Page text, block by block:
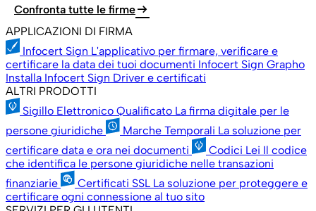
Confronta tutte le firmearrow_right_alt
APPLICAZIONI DI FIRMA
Infocert Sign L'applicativo per firmare, verificare e
certificare la data dei tuoi documenti Infocert Sign Grapho
Installa Infocert Sign Driver e certificati
ALTRI PRODOTTI
Sigillo Elettronico Qualificato La firma digitale per le
persone giuridiche
Marche Temporali La soluzione per
certificare data e ora nei documenti
Codici Lei Il codice
che identifica le persone giuridiche nelle transazioni
finanziarie
Certificati SSL La soluzione per proteggere e
certificare ogni connessione al tuo sito